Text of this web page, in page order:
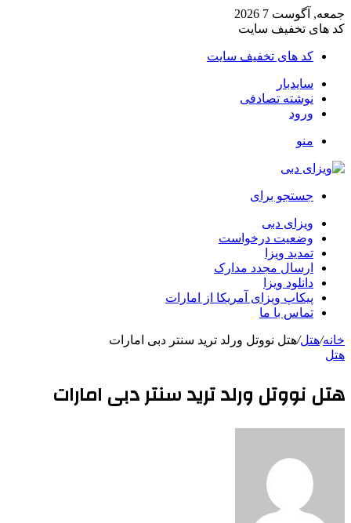
جمعه, آگوست 7 2026
کد های تخفیف سایت
کد های تخفیف سایت
سایدبار
نوشته تصادفی
ورود
منو
جستجو برای
ویزای دبی
وضعیت درخواست
تمدید ویزا
ارسال مجدد مدارک
دانلود ویزا
پیکاپ ویزای آمریکا از امارات
تماس با ما
خانه/هتل/هتل نووتل ورلد ترید سنتر دبی امارات
هتل
هتل نووتل ورلد ترید سنتر دبی امارات